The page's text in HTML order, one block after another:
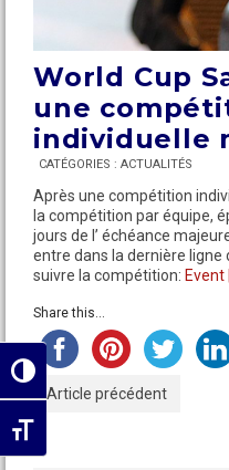
Passer en contraste élevé
Changer la taille de la police
CONTACTS
SPONSORING/Dons
World Cup
une
individuelle
CATÉGORIES : ACTUALITÉS
Après une compétition
la compétition par équipe,
jours de l’ échéance
entre dans la dernière
suivre la compétition: Event
Share this...
Article précédent